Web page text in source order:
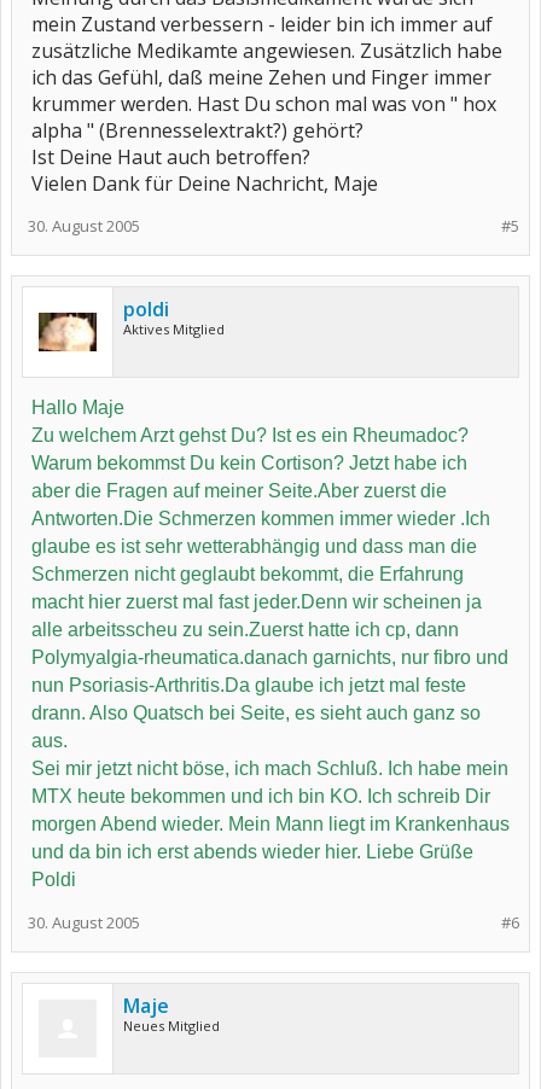
mein Zustand verbessern - leider bin ich immer auf
zusätzliche Medikamte angewiesen. Zusätzlich habe
ich das Gefühl, daß meine Zehen und Finger immer
krummer werden. Hast Du schon mal was von " hox
alpha " (Brennesselextrakt?) gehört?
Ist Deine Haut auch betroffen?
Vielen Dank für Deine Nachricht, Maje
#5
30. August 2005
poldi
Aktives Mitglied
Hallo Maje
Zu welchem Arzt gehst Du? Ist es ein Rheumadoc?
Warum bekommst Du kein Cortison? Jetzt habe ich
aber die Fragen auf meiner Seite.Aber zuerst die
Antworten.Die Schmerzen kommen immer wieder .Ich
glaube es ist sehr wetterabhängig und dass man die
Schmerzen nicht geglaubt bekommt, die Erfahrung
macht hier zuerst mal fast jeder.Denn wir scheinen ja
alle arbeitsscheu zu sein.Zuerst hatte ich cp, dann
Polymyalgia-rheumatica.danach garnichts, nur fibro und
nun Psoriasis-Arthritis.Da glaube ich jetzt mal feste
drann. Also Quatsch bei Seite, es sieht auch ganz so
aus.
Sei mir jetzt nicht böse, ich mach Schluß. Ich habe mein
MTX heute bekommen und ich bin KO. Ich schreib Dir
morgen Abend wieder. Mein Mann liegt im Krankenhaus
und da bin ich erst abends wieder hier. Liebe Grüße
Poldi
#6
30. August 2005
Maje
Neues Mitglied